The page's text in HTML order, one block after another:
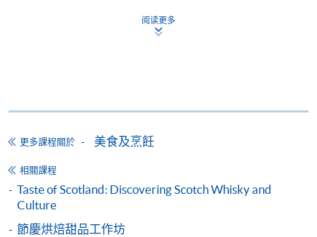
Mastercard卡」）繳付學費。
申請/報讀指南 :
-短期課程
-個別學歷頒授課程
阅读更多
更多課程關於 美食及烹飪
相關課程
Taste of Scotland: Discovering Scotch Whisky and
Culture
節慶烘焙甜品工作坊